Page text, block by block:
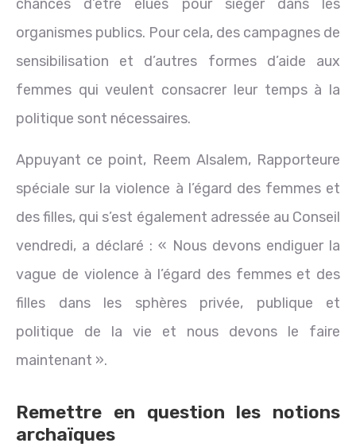
chances d’être élues pour siéger dans les
organismes publics. Pour cela, des campagnes de
sensibilisation et d’autres formes d’aide aux
femmes qui veulent consacrer leur temps à la
politique sont nécessaires.
Appuyant ce point, Reem Alsalem, Rapporteure
spéciale sur la violence à l’égard des femmes et
des filles, qui s’est également adressée au Conseil
vendredi, a déclaré : « Nous devons endiguer la
vague de violence à l’égard des femmes et des
filles dans les sphères privée, publique et
politique de la vie et nous devons le faire
maintenant ».
Remettre en question les notions
archaïques